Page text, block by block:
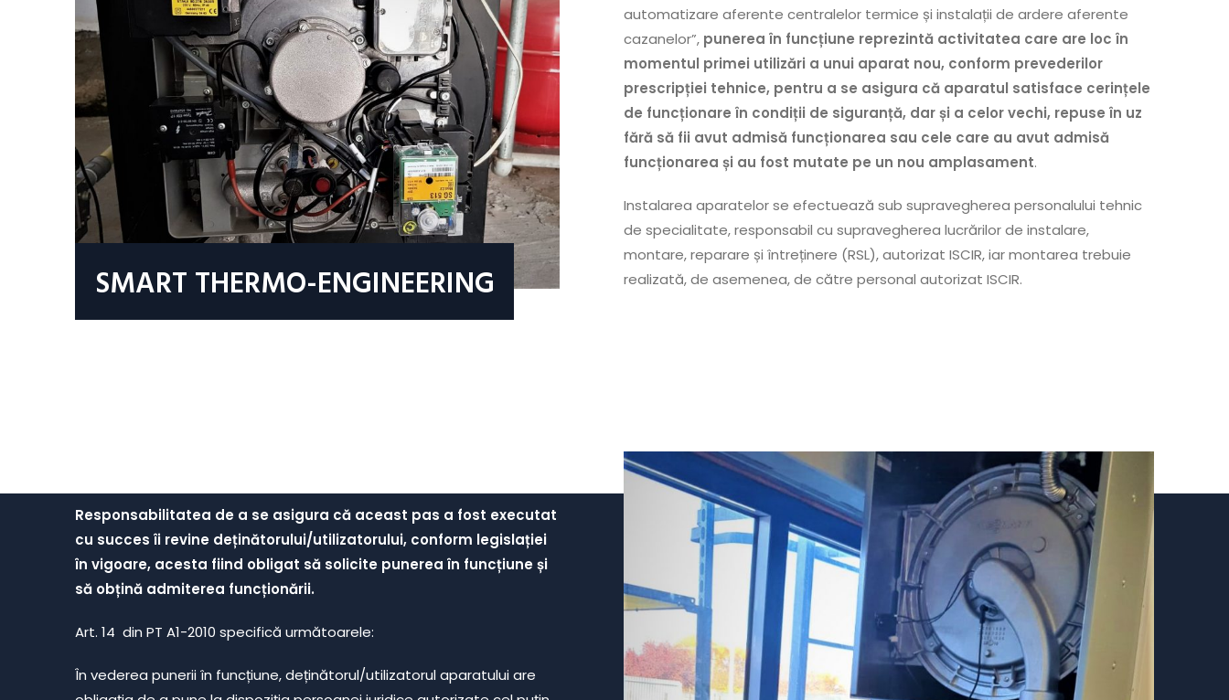
SMART THERMO-ENGINEERING
automatizare aferente centralelor termice și instalații de ardere aferente
cazanelor”, punerea în funcțiune reprezintă activitatea care are loc în
momentul primei utilizări a unui aparat nou, conform prevederilor
prescripției tehnice, pentru a se asigura că aparatul satisface cerințele
de funcționare în condiții de siguranță, dar și a celor vechi, repuse în uz
fără să fii avut admisă funcționarea sau cele care au avut admisă
funcționarea și au fost mutate pe un nou amplasament.
Instalarea aparatelor se efectuează sub supravegherea personalului tehnic
de specialitate, responsabil cu supravegherea lucrărilor de instalare,
montare, reparare și întreținere (RSL), autorizat ISCIR, iar montarea trebuie
realizată, de asemenea, de către personal autorizat ISCIR.
Responsabilitatea de a se asigura că aceast pas a fost executat
cu succes îi revine deținătorului/utilizatorului, conform legislației
în vigoare, acesta fiind obligat să solicite punerea în funcțiune și
să obțină admiterea funcționării.
Art. 14 din PT A1-2010 specifică următoarele:
În vederea punerii în funcțiune, deținătorul/utilizatorul aparatului are